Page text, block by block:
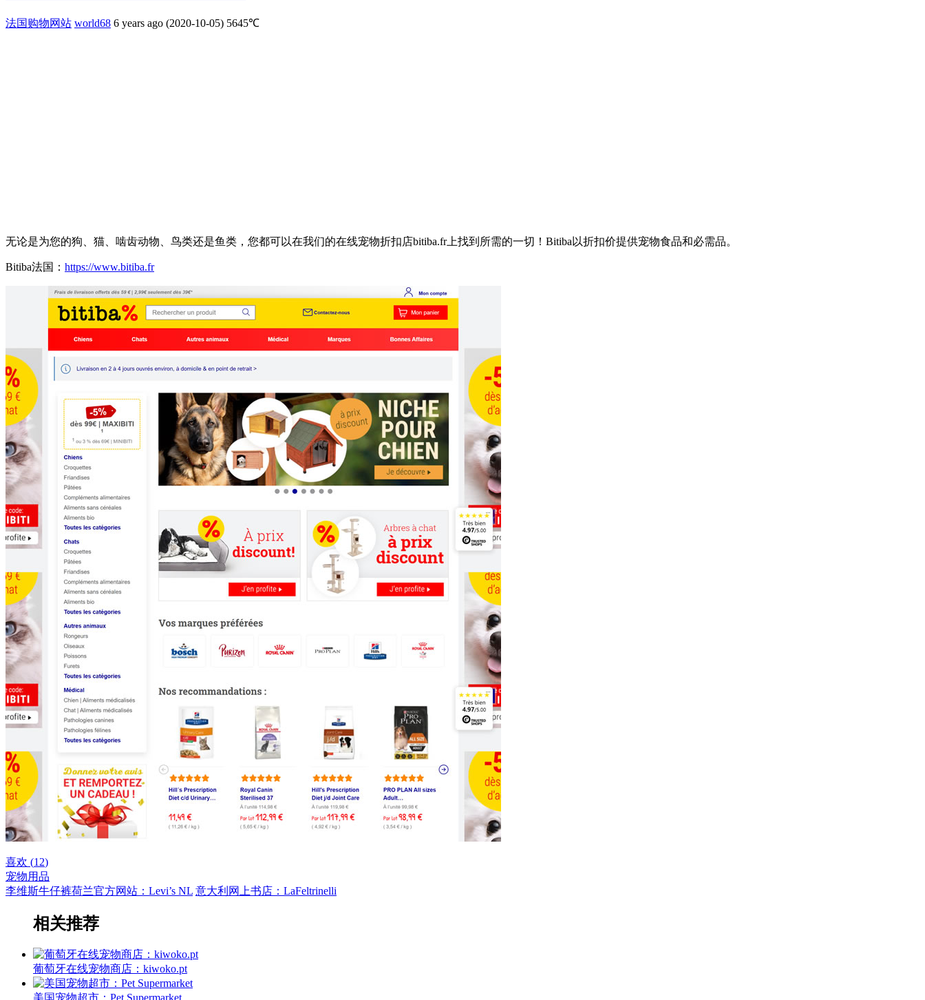
法国购物网站 world68 6 years ago (2020-10-05) 5645℃
无论是为您的狗、猫、啮齿动物、鸟类还是鱼类，您都可以在我们的在线宠物折扣店bitiba.fr上找到所需的一切！Bitiba以折扣价提供宠物食品和必需品。
Bitiba法国： https://www.bitiba.fr
喜欢 (12)
宠物用品
李维斯牛仔裤荷兰官方网站：Levi’s NL 意大利网上书店：LaFeltrinelli
相关推荐
葡萄牙在线宠物商店：kiwoko.pt